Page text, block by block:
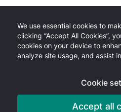
We use essential cookies to
clicking “Accept All Cookies”,
cookies on your device to
analyze site usage, and assist
Cookie
Accept all